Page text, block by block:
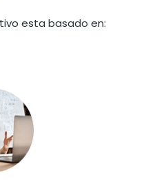
esta basado en: